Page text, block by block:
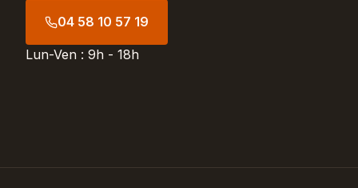
04 58 10 57 19
Lun-Ven : 9h - 18h